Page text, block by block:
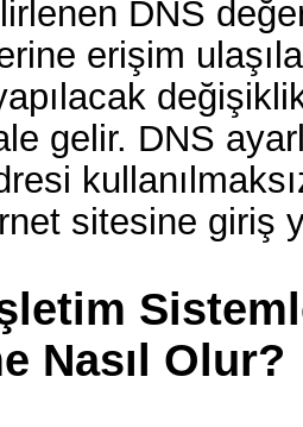
DNS
erişim
gelir. DNS
sitesine giriş
Nasıl Olur?